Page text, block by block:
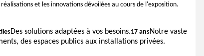
et les innovations dévoilées au cours de l'exposition.
Des solutions adaptées à vos besoins.17 ansNotre vaste
des espaces publics aux installations privées.